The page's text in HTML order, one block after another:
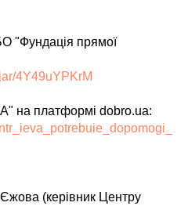
"Фундація прямої
4Y49uYPKrM
на платформі dobro.ua:
(керівник Центру